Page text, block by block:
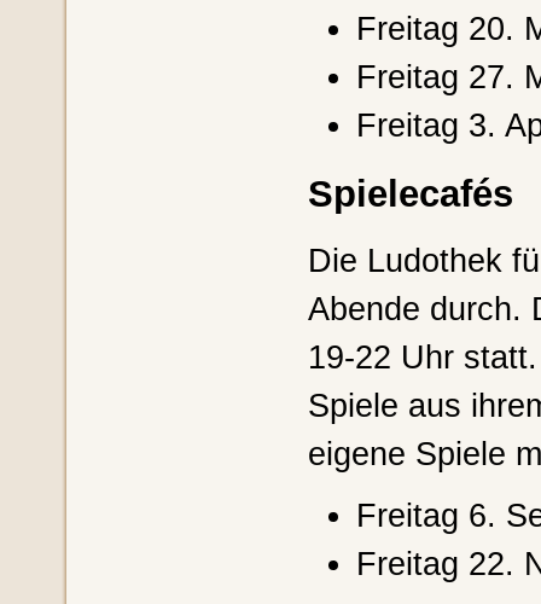
Freitag 20.
Freitag 27.
Freitag 3.
Spielecafés
Die Ludothek
Abende durch.
19-22 Uhr
Spiele aus
eigene Spiele
Freitag 6.
Freitag 22.